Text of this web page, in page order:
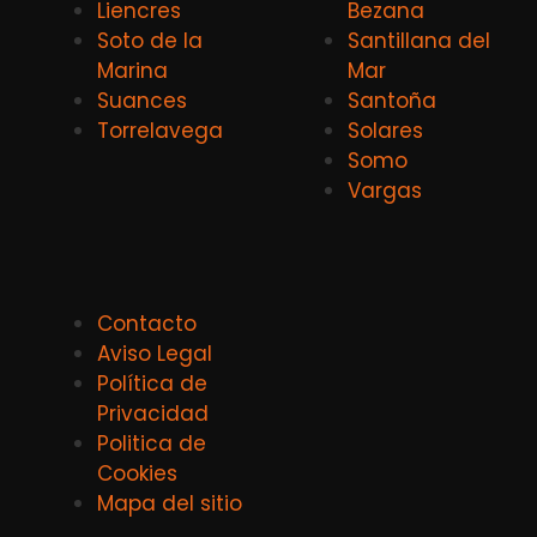
Liencres
Soto de la
Marina
Suances
Torrelavega
Bezana
Santillana del
Mar
Santoña
Solares
Somo
Vargas
Contacto
Aviso Legal
Política de
Privacidad
Politica de
Cookies
Mapa del sitio